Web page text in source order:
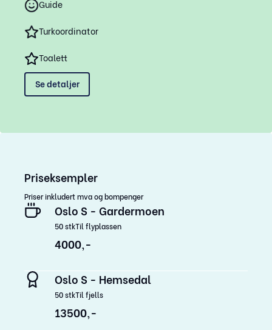
Guide
Turkoordinator
Toalett
Se detaljer
Priseksempler
Priser inkludert mva og bompenger
Oslo S - Gardermoen
50stkTil flyplassen
4000,-
Oslo S - Hemsedal
50stkTil fjells
13500,-